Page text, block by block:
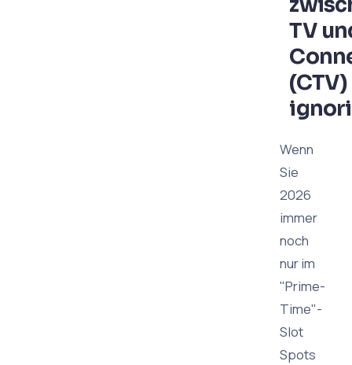
TV
(CTV)
Wenn
Sie
2026
immer
noch
nur im
"Prime-
Time"-
Slot
Spots